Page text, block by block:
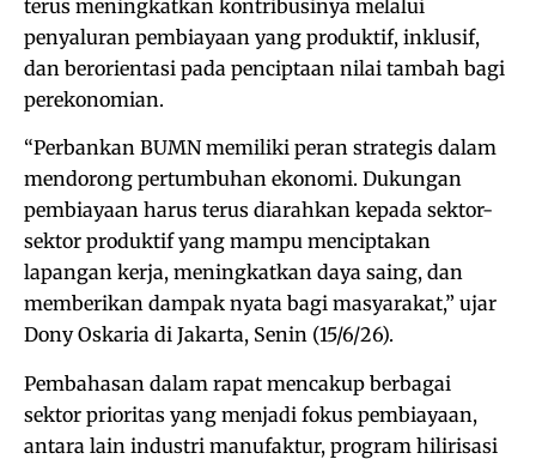
terus meningkatkan kontribusinya melalui
penyaluran pembiayaan yang produktif, inklusif,
dan berorientasi pada penciptaan nilai tambah bagi
perekonomian.
“Perbankan BUMN memiliki peran strategis dalam
mendorong pertumbuhan ekonomi. Dukungan
pembiayaan harus terus diarahkan kepada sektor-
sektor produktif yang mampu menciptakan
lapangan kerja, meningkatkan daya saing, dan
memberikan dampak nyata bagi masyarakat,” ujar
Dony Oskaria di Jakarta, Senin (15/6/26).
Pembahasan dalam rapat mencakup berbagai
sektor prioritas yang menjadi fokus pembiayaan,
antara lain industri manufaktur, program hilirisasi